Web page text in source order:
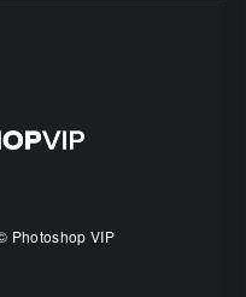
Photoshop VIP